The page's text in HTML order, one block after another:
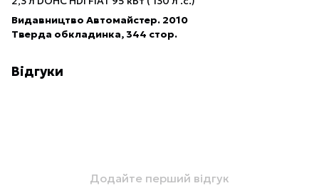
Видавництво Автомайстер. 2010
Тверда обкладинка, 344 стор.
Відгуки
Додайте перший відгук